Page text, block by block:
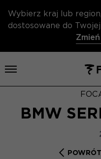
Wybierz kraj lub
dostosowane do
Otwórz menu
BMW